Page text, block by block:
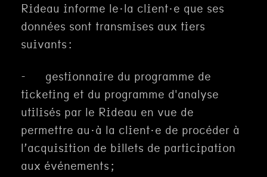
Rideau informe le·la client·e que ses
données sont transmises aux tiers
suivants :
- gestionnaire du programme de
ticketing et du programme d'analyse
utilisés par le Rideau en vue de
permettre au·à la client·e de procéder à
l’acquisition de billets de participation
aux événements ;